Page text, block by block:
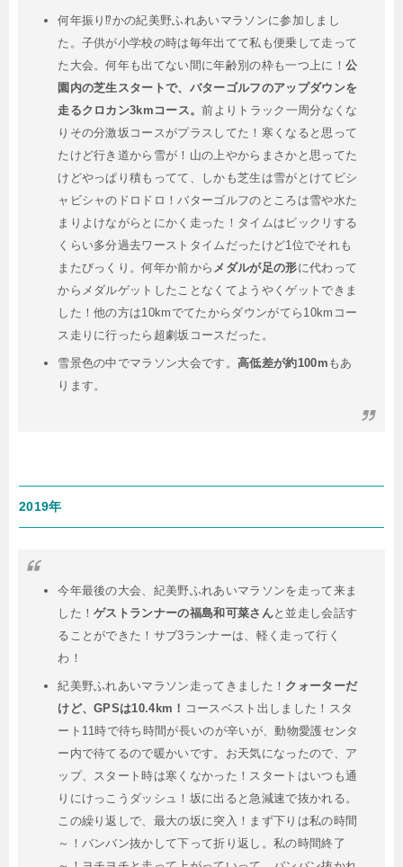
何年振り⁉︎かの紀美野ふれあいマラソンに参加しまし
た。子供が小学校の時は毎年出てて私も便乗して走って
た大会。何年も出てない間に年齢別の枠も一つ上に！ 公
園内の芝生スタートで、バターゴルフのアップダウンを
走るクロカン3kmコース。前よりトラック一周分なくな
りその分激坂コースがプラスしてた！寒くなると思って
たけど行き道から雪が！山の上やからまさかと思ってた
けどやっぱり積もってて、しかも芝生は雪がとけてビシ
ャビシャのドロドロ！バターゴルフのところは雪や水た
まりよけながらとにかく走った！タイムはビックリする
くらい多分過去ワーストタイムだったけど1位でそれも
またびっくり。何年か前から メダルが足の形に代わって
からメダルゲットしたことなくてようやくゲットできま
した！他の方は10kmでてたからダウンがてら10kmコー
ス走りに行ったら超劇坂コースだった。
雪景色の中でマラソン大会です。 高低差が約100m もあ
ります。
2019年
今年最後の大会、紀美野ふれあいマラソンを走って来ま
した！ゲストランナーの福島和可菜さんと並走し会話す
ることができた！サブ3ランナーは、軽く走って行く
わ！
紀美野ふれあいマラソン走ってきました！ クォーターだ
けど、GPSは10.4km！ コースベスト出しました！スタ
ート11時で待ち時間が長いのが辛いが、動物愛護センタ
ー内で待てるので暖かいです。お天気になったので、ア
ップ、スタート時は寒くなかった！スタートはいつも通
りにけっこうダッシュ！坂に出ると急減速で抜かれる。
この繰り返しで、最大の坂に突入！まず下りは私の時間
～！バンバン抜かして下って折り返し。私の時間終了